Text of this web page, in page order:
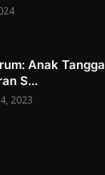
Anak Tangga
S...
2023